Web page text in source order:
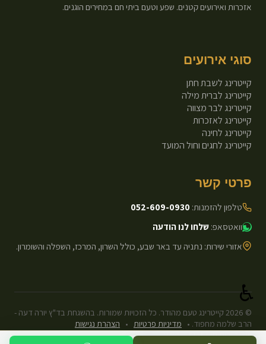
אזכרות ואירועים קטנים. שפע וטעם ביתי חם במחירים הוגנים.
סוגי אירועים
קייטרינג לשבת חתן
קייטרינג לברית מילה
קייטרינג לבר מצווה
קייטרינג לאזכרות
קייטרינג לחינה
קייטרינג לחגים וחול המועד
פרטי קשר
טלפון להזמנות: 052-609-0930
וואטסאפ: שלחו לנו הודעה
אזורי שירות: נתניה עד באר שבע, כולל השרון, המרכז, השפלה והשומרון.
©
2026קייטרינג טעם מהודר. כל הזכויות שמורות. בהשגחת בד"ץ יורה דעה -
הרב שלמה מחפוד. • מדיניות פרטיות • הצהרת נגישות
עיצוב ופיתוח: Next.js Static.
♿